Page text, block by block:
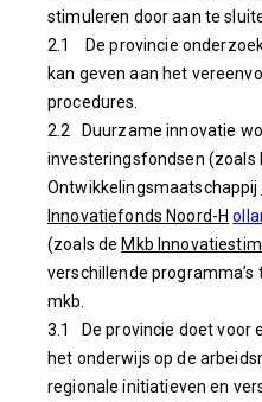
stimuleren door aan te
2.1 De provincie
kan geven aan het
procedures.
2.2 Duurzame innovatie
investeringsfondsen (zoals
Ontwikkelingsmaatschappij
Innovatiefonds Noord-H
(zoals de Mkb
verschillende
mkb.
3.1 De provincie doet voor
het onderwijs op de
regionale initiatieven en